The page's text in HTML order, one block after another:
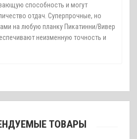
способность и могут
отдач. Суперпрочные, но
на любую планку Пикатинни/Вивер
неизменную точность и
ТОВАРЫ